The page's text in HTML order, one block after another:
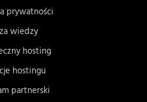
prywatności
wiedzy
hosting
hostingu
partnerski